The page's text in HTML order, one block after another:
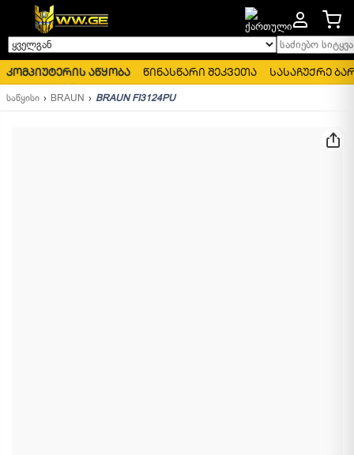
ყველგან საძიებო
კომპიუტერის აწყობა წინასწარი შეკვეთა სასაჩუქრე
საწყისი BRAUN BRAUN FI3124PU